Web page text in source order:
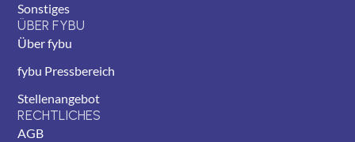
Sonstiges
ÜBER FYBU
Über fybu
fybu Pressbereich
Stellenangebot
RECHTLICHES
AGB